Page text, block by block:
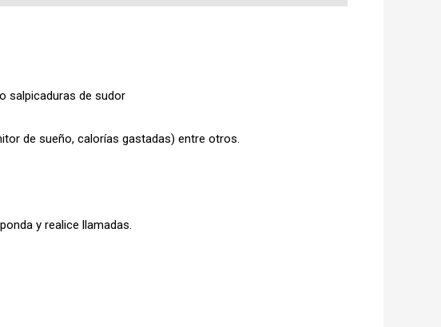
salpicaduras de sudor
de sueño, calorías gastadas) entre otros.
y realice llamadas.